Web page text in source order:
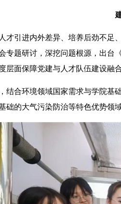
引进内外差异、培养后劲不足、
专题研讨，深挖问题根源，出台
层面保障党建与人才队伍建设融
合环境领域国家需求与学院基础
础的大气污染防治等特色优势领